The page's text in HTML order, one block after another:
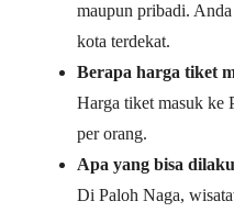
maupun pribadi.
kota terdekat.
Berapa harga tiket
Harga tiket masuk ke
per orang.
Apa yang bisa
Di Paloh Naga,